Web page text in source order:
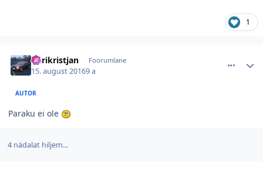
1
kurikristjan Foorumlane
15. august 20169 a
AUTOR
Paraku ei ole
4 nädalat hiljem...